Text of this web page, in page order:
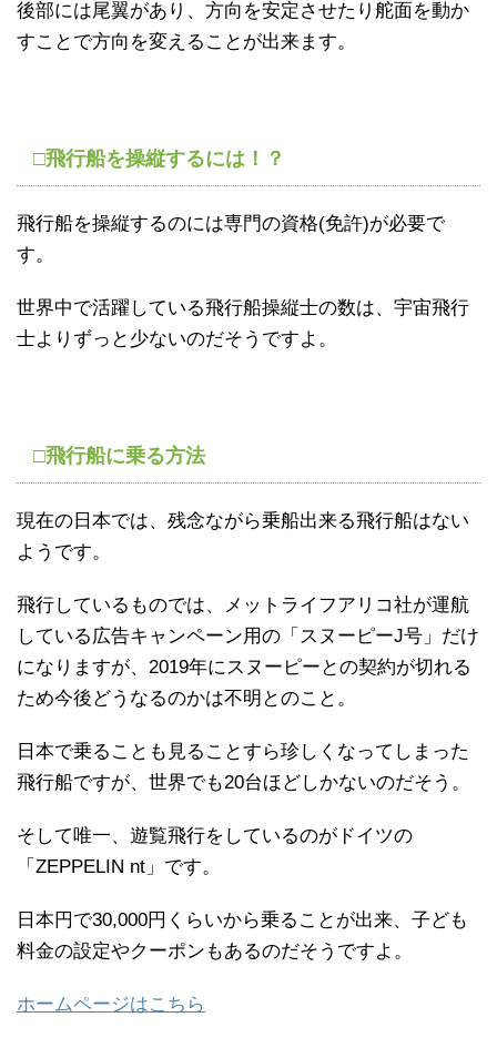
後部には尾翼があり、方向を安定させたり舵面を動か
すことで方向を変えることが出来ます。
□飛行船を操縦するには！？
飛行船を操縦するのには専門の資格(免許)が必要で
す。
世界中で活躍している飛行船操縦士の数は、宇宙飛行
士よりずっと少ないのだそうですよ。
□飛行船に乗る方法
現在の日本では、残念ながら乗船出来る飛行船はない
ようです。
飛行しているものでは、メットライフアリコ社が運航
している広告キャンペーン用の「スヌーピーJ号」だけ
になりますが、2019年にスヌーピーとの契約が切れる
ため今後どうなるのかは不明とのこと。
日本で乗ることも見ることすら珍しくなってしまった
飛行船ですが、世界でも20台ほどしかないのだそう。
そして唯一、遊覧飛行をしているのがドイツの
「ZEPPELIN nt」です。
日本円で30,000円くらいから乗ることが出来、子ども
料金の設定やクーポンもあるのだそうですよ。
ホームページはこちら